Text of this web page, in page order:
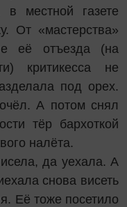
в местной газете
От «мастерства»
её отъезда (на
критикесса не
под орех.
А потом снял
тёр бархоткой
налёта.
да уехала. А
снова висеть
Её тоже посетило